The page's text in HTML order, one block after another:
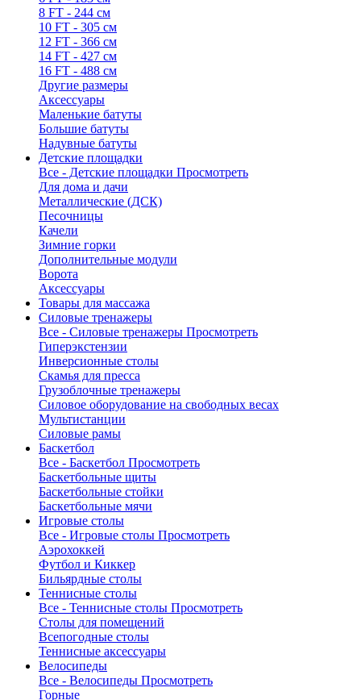
8 FT - 244 см
10 FT - 305 см
12 FT - 366 см
14 FT - 427 см
16 FT - 488 см
Другие размеры
Аксессуары
Маленькие батуты
Большие батуты
Надувные батуты
Детские площадки
Все - Детские площадки Просмотреть
Для дома и дачи
Металлические (ДСК)
Песочницы
Качели
Зимние горки
Дополнительные модули
Ворота
Аксессуары
Товары для массажа
Силовые тренажеры
Все - Силовые тренажеры Просмотреть
Гиперэкстензии
Инверсионные столы
Скамья для пресса
Грузоблочные тренажеры
Силовое оборудование на свободных весах
Мультистанции
Силовые рамы
Баскетбол
Все - Баскетбол Просмотреть
Баскетбольные щиты
Баскетбольные стойки
Баскетбольные мячи
Игровые столы
Все - Игровые столы Просмотреть
Аэрохоккей
Футбол и Киккер
Бильярдные столы
Теннисные столы
Все - Теннисные столы Просмотреть
Столы для помещений
Всепогодные столы
Теннисные аксессуары
Велосипеды
Все - Велосипеды Просмотреть
Горные